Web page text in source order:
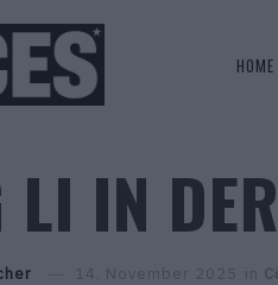
HOME
LI IN
14. November 2025 in